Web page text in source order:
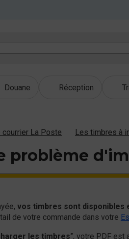
Douane Réception
La Poste Les timbres à
problème
vos timbres sont disponibles
de votre commande dans votre
les timbres”, votre PDF est